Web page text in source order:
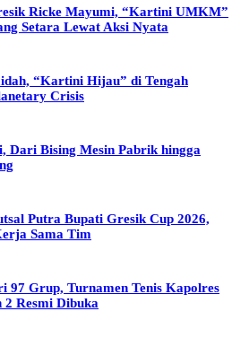
Ricke Mayumi, “Kartini UMKM”
Setara Lewat Aksi Nyata
“Kartini Hijau” di Tengah
Crisis
Dari Bising Mesin Pabrik hingga
Putra Bupati Gresik Cup 2026,
Sama Tim
97 Grup, Turnamen Tenis Kapolres
2 Resmi Dibuka